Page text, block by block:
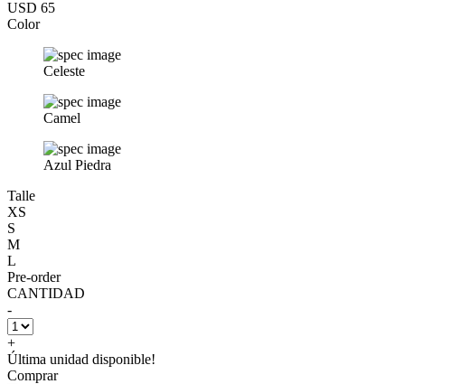
USD 65
Color
Celeste
Camel
Azul Piedra
Talle
XS
S
M
L
Pre-order
CANTIDAD
-
+
Última unidad disponible!
Comprar